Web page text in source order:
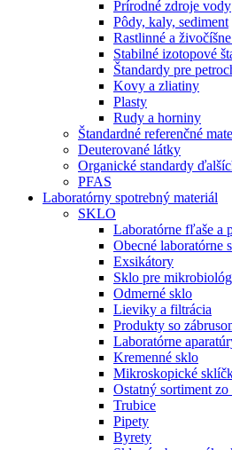
Prírodné zdroje vody
Pôdy, kaly, sediment
Rastlinné a
Stabilné izotopové
Štandardy pre
Kovy a zliatiny
Plasty
Rudy a horniny
Štandardné referenčné
Deuterované látky
Organické standardy
PFAS
Laboratórny spotrebný materiál
SKLO
Laboratórne fľaše a
Obecné laboratórne
Exsikátory
Sklo pre
Odmerné sklo
Lieviky a filtrácia
Produkty so
Laboratórne
Kremenné sklo
Mikroskopické
Ostatný sortiment zo
Trubice
Pipety
Byrety